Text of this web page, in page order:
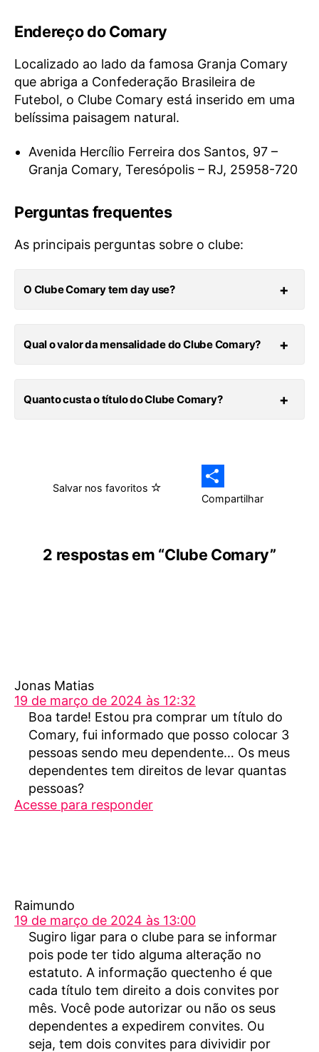
Endereço do Comary
Localizado ao lado da famosa Granja Comary
que abriga a Confederação Brasileira de
Futebol, o Clube Comary está inserido em uma
belíssima paisagem natural.
Avenida Hercílio Ferreira dos Santos, 97 –
Granja Comary, Teresópolis – RJ, 25958-720
Perguntas frequentes
As principais perguntas sobre o clube:
O Clube Comary tem day use?
Qual o valor da mensalidade do Clube Comary?
Quanto custa o título do Clube Comary?
Salvar nos favoritos
Compartilhar
2 respostas em “Clube Comary”
Jonas Matiasdiz:
19 de março de 2024 às 12:32
Boa tarde! Estou pra comprar um título do
Comary, fui informado que posso colocar 3
pessoas sendo meu dependente… Os meus
dependentes tem direitos de levar quantas
pessoas?
Acesse para responder
Raimundo
19 de março de 2024 às 13:00
Sugiro ligar para o clube para se informar
pois pode ter tido alguma alteração no
estatuto. A informação quectenho é que
cada título tem direito a dois convites por
mês. Você pode autorizar ou não os seus
dependentes a expedirem convites. Ou
seja, tem dois convites para divividir por